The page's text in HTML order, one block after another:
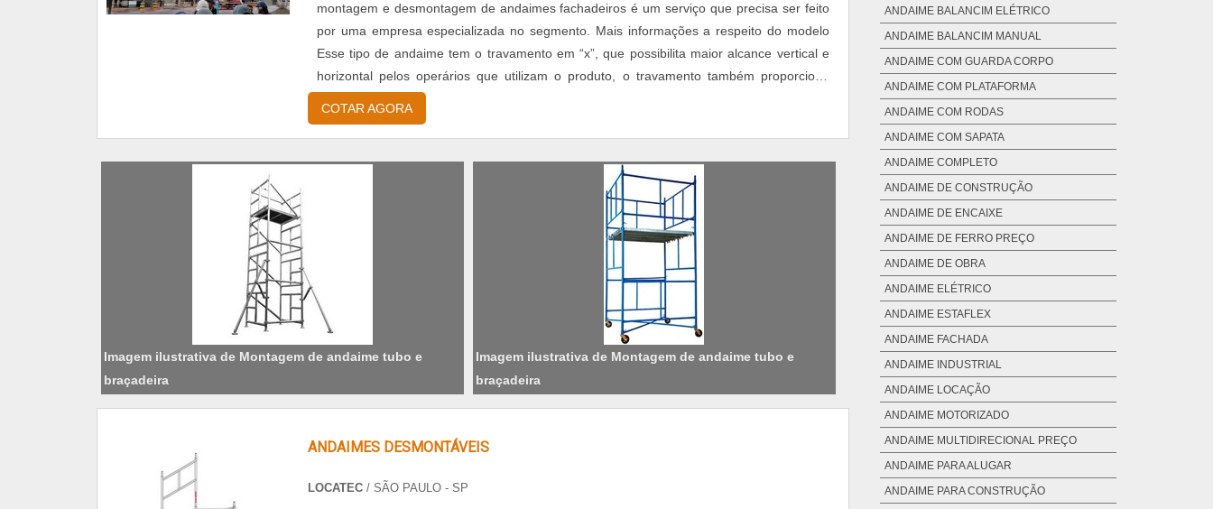
montagem e desmontagem de andaimes fachadeiros é um serviço que precisa ser feito
por uma empresa especializada no segmento. Mais informações a respeito do modelo
Esse tipo de andaime tem o travamento em “x”, que possibilita maior alcance vertical e
horizontal pelos operários que utilizam o produto, o travamento também proporciona
maior equilíbrio, fazendo que as t...
COTAR AGORA
Imagem ilustrativa de Montagem de andaime tubo e
braçadeira
Imagem ilustrativa de Montagem de andaime tubo e
braçadeira
ANDAIMES DESMONTÁVEIS
LOCATEC/ SÃO PAULO - SP
ANDAIME BALANCIM ELÉTRICO
ANDAIME BALANCIM MANUAL
ANDAIME COM GUARDA CORPO
ANDAIME COM PLATAFORMA
ANDAIME COM RODAS
ANDAIME COM SAPATA
ANDAIME COMPLETO
ANDAIME DE CONSTRUÇÃO
ANDAIME DE ENCAIXE
ANDAIME DE FERRO PREÇO
ANDAIME DE OBRA
ANDAIME ELÉTRICO
ANDAIME ESTAFLEX
ANDAIME FACHADA
ANDAIME INDUSTRIAL
ANDAIME LOCAÇÃO
ANDAIME MOTORIZADO
ANDAIME MULTIDIRECIONAL PREÇO
ANDAIME PARA ALUGAR
ANDAIME PARA CONSTRUÇÃO